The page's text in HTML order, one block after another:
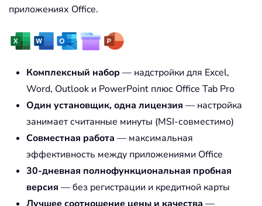
приложениях Office.
Комплексный набор — надстройки для Excel,
Word, Outlook и PowerPoint плюс Office Tab Pro
Один установщик, одна лицензия — настройка
занимает считанные минуты (MSI-совместимо)
Совместная работа — максимальная
эффективность между приложениями Office
30-дневная полнофункциональная пробная
версия — без регистрации и кредитной карты